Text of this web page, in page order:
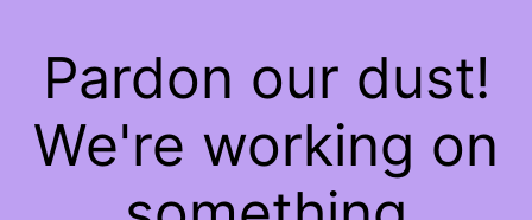
Pardon our dust!
We're working on